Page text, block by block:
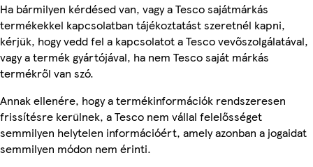
Ha bármilyen kérdésed van, vagy a Tesco sajátmárkás
termékekkel kapcsolatban tájékoztatást szeretnél kapni,
kérjük, hogy vedd fel a kapcsolatot a Tesco vevőszolgálatával,
vagy a termék gyártójával, ha nem Tesco saját márkás
termékről van szó.
Annak ellenére, hogy a termékinformációk rendszeresen
frissítésre kerülnek, a Tesco nem vállal felelősséget
semmilyen helytelen információért, amely azonban a jogaidat
semmilyen módon nem érinti.